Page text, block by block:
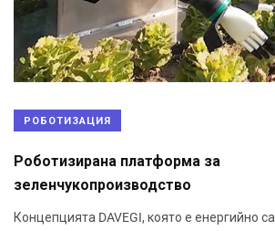
РОБОТИЗАЦИЯ
Роботизирана платформа за
зеленчукопроизводство
Концепцията DAVEGI, която е енергийно